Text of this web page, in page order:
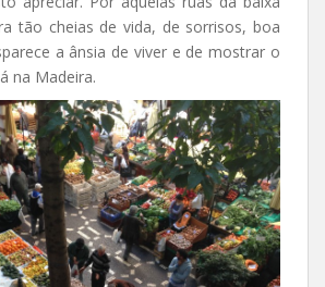
tão cheias de vida, de sorrisos, boa
a ânsia de viver e de mostrar o
na Madeira.